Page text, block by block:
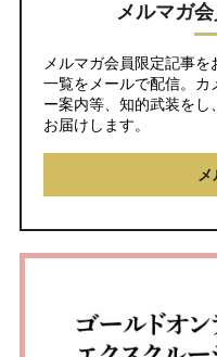
メルマガ
メルマガ会員限定記事
一覧をメールで配信。カ
ー案内等、知的武装を
お届けします。
メ